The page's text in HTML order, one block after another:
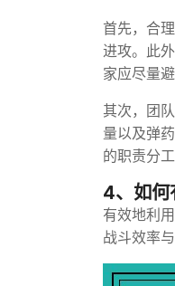
首先，合
进攻。此
家应尽量
其次，团
量以及弹
的职责分
4、如何
有效地利
战斗效率